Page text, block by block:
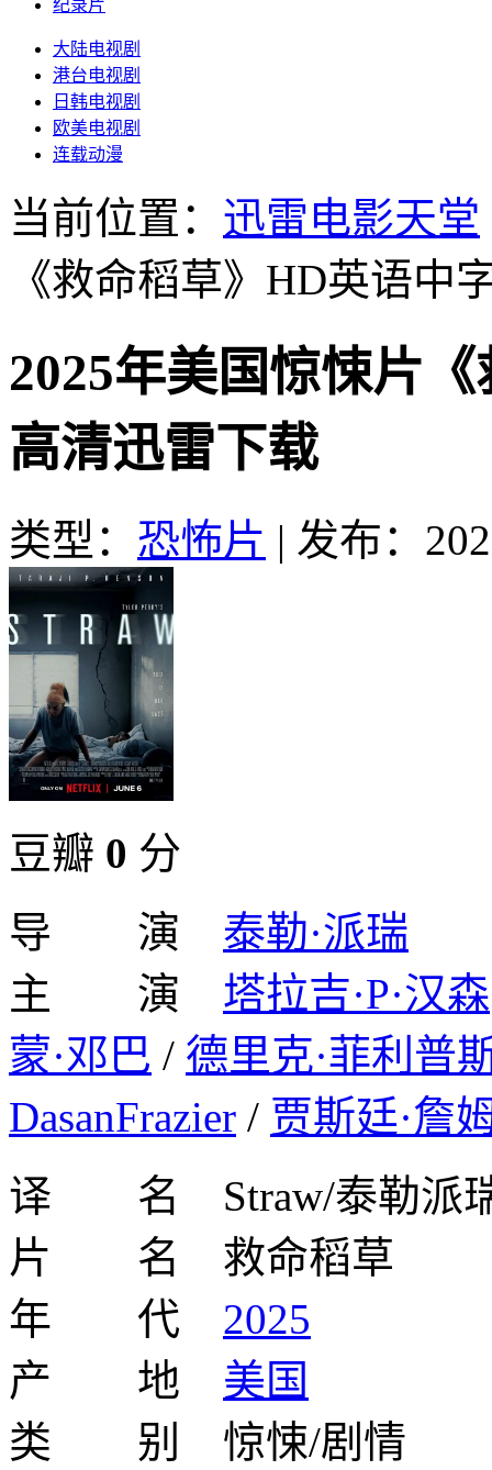
纪录片
大陆电视剧
港台电视剧
日韩电视剧
欧美电视剧
连载动漫
当前位置： 迅雷电影天堂
《救命稻草》HD英语中
2025年美国惊悚片
高清迅雷下载
类型： 恐怖片 | 发布：
豆瓣 0 分
导 演 泰勒·派瑞
主 演 塔拉吉·P·汉森
蒙·邓巴 / 德里克·菲利普
DasanFrazier / 贾斯廷·詹
译 名 Straw/泰勒派瑞
片 名 救命稻草
年 代 2025
产 地 美国
类 别 惊悚/剧情